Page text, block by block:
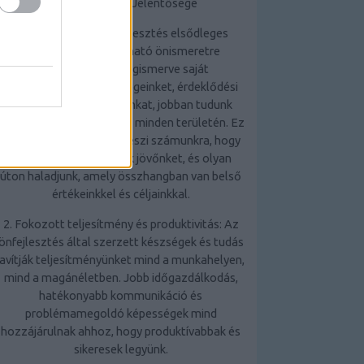
Az Önfejlesztés Jelentősége
1. Önismeret: Az önfejlesztés elsődleges
előnye, hogy mélyreható önismeretre
tehetünk szert. Megismerve saját
erősségeinket, gyengeségeinket, érdeklődési
körünket és motivációinkat, jobban tudunk
döntéseket hozni életünk minden területén. Ez
az önismeret lehetővé teszi számunkra, hogy
tudatosabban alakítsuk jövőnket, és olyan
úton haladjunk, amely összhangban van belső
értékeinkkel és céljainkkal.
2. Fokozott teljesítmény és produktivitás: Az
önfejlesztés által szerzett készségek és tudás
teljesítményünket mind a munkahelyen,
mind a magánéletben. Jobb időgazdálkodás,
hatékonyabb kommunikáció és
problémamegoldó képességek mind
hozzájárulnak ahhoz, hogy produktívabbak és
sikeresek legyünk.